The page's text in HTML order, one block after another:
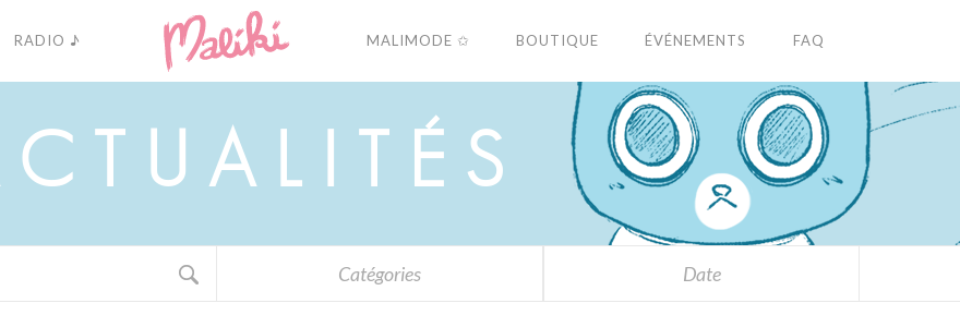
RADIO ♪ MALIMODE ✩ BOUTIQUE ÉVÉNEMENTS FAQ
C U A L É S
Catégories Date